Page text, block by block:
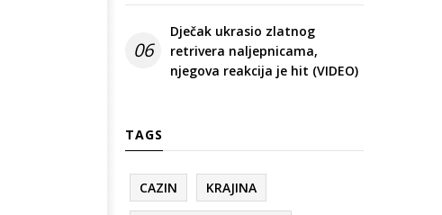
06
Dječak ukrasio zlatnog
retrivera naljepnicama,
njegova reakcija je hit (VIDEO)
TAGS
CAZIN KRAJINA